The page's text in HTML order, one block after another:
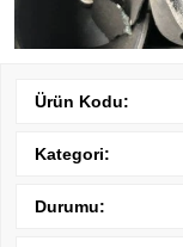
Ürün Kodu:
Kategori:
Durumu: